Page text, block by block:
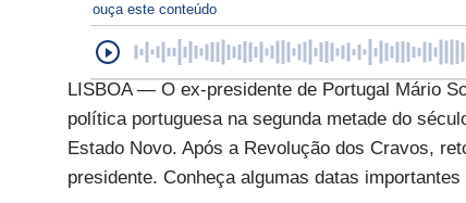
ouça este conteúdo
LISBOA — O ex-presidente de Portugal Mário
política portuguesa na segunda metade do
Estado Novo. Após a Revolução dos Cravos,
presidente. Conheça algumas datas